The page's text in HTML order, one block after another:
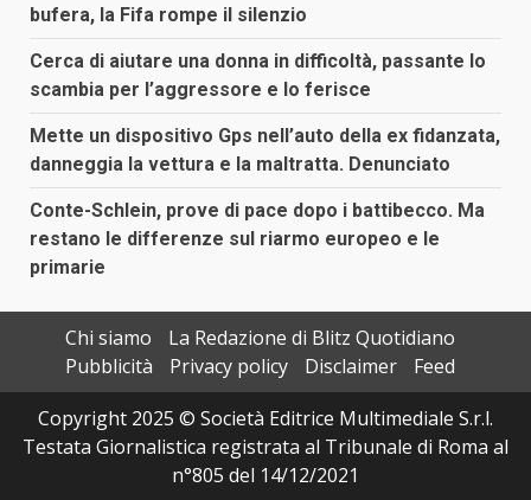
bufera, la Fifa rompe il silenzio
Cerca di aiutare una donna in difficoltà, passante lo
scambia per l’aggressore e lo ferisce
Mette un dispositivo Gps nell’auto della ex fidanzata,
danneggia la vettura e la maltratta. Denunciato
Conte-Schlein, prove di pace dopo i battibecco. Ma
restano le differenze sul riarmo europeo e le
primarie
Chi siamo
La Redazione di Blitz Quotidiano
Pubblicità
Privacy policy Disclaimer
Feed
Copyright 2025 © Società Editrice Multimediale S.r.l.
Testata Giornalistica registrata al Tribunale di Roma al
n°805 del 14/12/2021